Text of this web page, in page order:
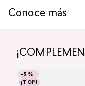
Conoce más
-5 %
¡TOP!